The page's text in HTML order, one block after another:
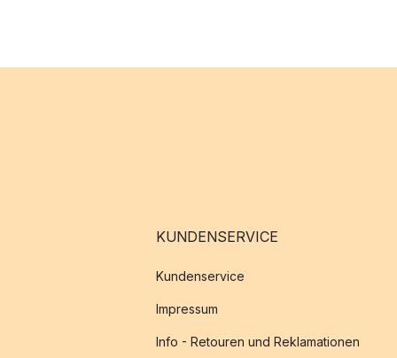
KUNDENSERVICE
Kundenservice
Impressum
Info - Retouren und Reklamationen